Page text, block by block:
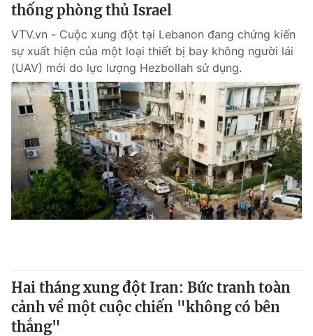
thống phòng thủ Israel
VTV.vn - Cuộc xung đột tại Lebanon đang chứng kiến
sự xuất hiện của một loại thiết bị bay không người lái
(UAV) mới do lực lượng Hezbollah sử dụng.
Hai tháng xung đột Iran: Bức tranh toàn
cảnh về một cuộc chiến "không có bên
thắng"